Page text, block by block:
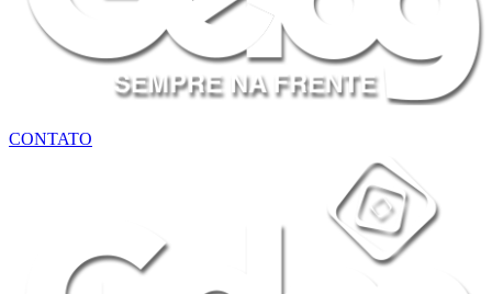
CONTATO